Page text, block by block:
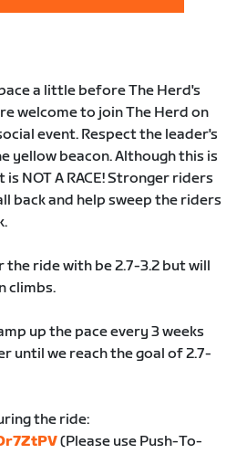
a little before The Herd's
welcome to join The Herd on
event. Respect the leader's
yellow beacon. Although this is
NOT A RACE! Stronger riders
back and help sweep the riders
the ride with be 2.7-3.2 but will
climbs.
up the pace every 3 weeks
until we reach the goal of 2.7-
the ride:
(Please use Push-To-